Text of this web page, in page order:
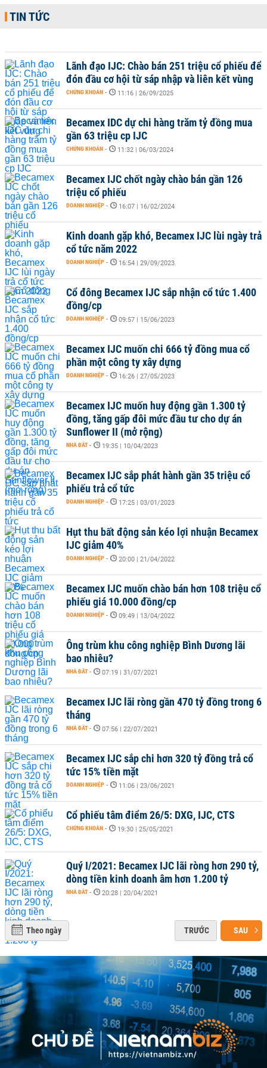
TIN TỨC
Lãnh đạo IJC: Chào bán 251 triệu cổ phiếu để
đón đầu cơ hội từ sáp nhập và liên kết vùng
CHỨNG KHOÁN - 11:16 | 26/09/2025
Becamex IDC dự chi hàng trăm tỷ đồng mua
gần 63 triệu cp IJC
CHỨNG KHOÁN - 11:32 | 06/03/2024
Becamex IJC chốt ngày chào bán gần 126
triệu cổ phiếu
DOANH NGHIỆP - 16:07 | 16/02/2024
Kinh doanh gặp khó, Becamex IJC lùi ngày trả
cổ tức năm 2022
DOANH NGHIỆP - 16:54 | 29/09/2023
Cổ đông Becamex IJC sắp nhận cổ tức 1.400
đồng/cp
DOANH NGHIỆP - 09:57 | 15/06/2023
Becamex IJC muốn chi 666 tỷ đồng mua cổ
phần một công ty xây dựng
DOANH NGHIỆP - 16:26 | 27/05/2023
Becamex IJC muốn huy động gần 1.300 tỷ
đồng, tăng gấp đôi mức đầu tư cho dự án
Sunflower II (mở rộng)
NHÀ ĐẤT - 19:35 | 10/04/2023
Becamex IJC sắp phát hành gần 35 triệu cổ
phiếu trả cổ tức
DOANH NGHIỆP - 17:25 | 03/01/2023
Hụt thu bất động sản kéo lợi nhuận Becamex
IJC giảm 40%
DOANH NGHIỆP - 20:00 | 21/04/2022
Becamex IJC muốn chào bán hơn 108 triệu cổ
phiếu giá 10.000 đồng/cp
DOANH NGHIỆP - 09:49 | 13/04/2022
Ông trùm khu công nghiệp Bình Dương lãi
bao nhiêu?
NHÀ ĐẤT - 07:19 | 31/07/2021
Becamex IJC lãi ròng gần 470 tỷ đồng trong 6
tháng
NHÀ ĐẤT - 07:56 | 22/07/2021
Becamex IJC sắp chi hơn 320 tỷ đồng trả cổ
tức 15% tiền mặt
DOANH NGHIỆP - 11:06 | 23/06/2021
Cổ phiếu tâm điểm 26/5: DXG, IJC, CTS
CHỨNG KHOÁN - 19:30 | 25/05/2021
Quý I/2021: Becamex IJC lãi ròng hơn 290 tỷ,
dòng tiền kinh doanh âm hơn 1.200 tỷ
NHÀ ĐẤT - 20:28 | 20/04/2021
Theo ngày TRƯỚC SAU